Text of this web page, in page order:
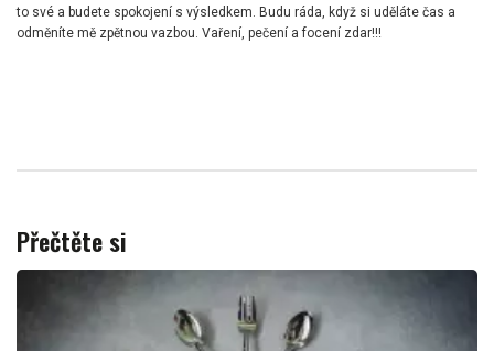
to své a budete spokojení s výsledkem. Budu ráda, když si uděláte čas a
odměníte mě zpětnou vazbou. Vaření, pečení a focení zdar!!!
Přečtěte si